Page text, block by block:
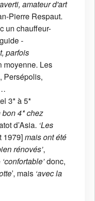
amateur d'art
Pierre Respaut.
un chauffeur-
-
parfois
moyenne. Les
Persépolis,
3* à 5*
bon 4* chez
d’Asia. ‘Les
1979]mais ont été
rénovés’,
‘confortable’donc,
’, mais ‘avec la